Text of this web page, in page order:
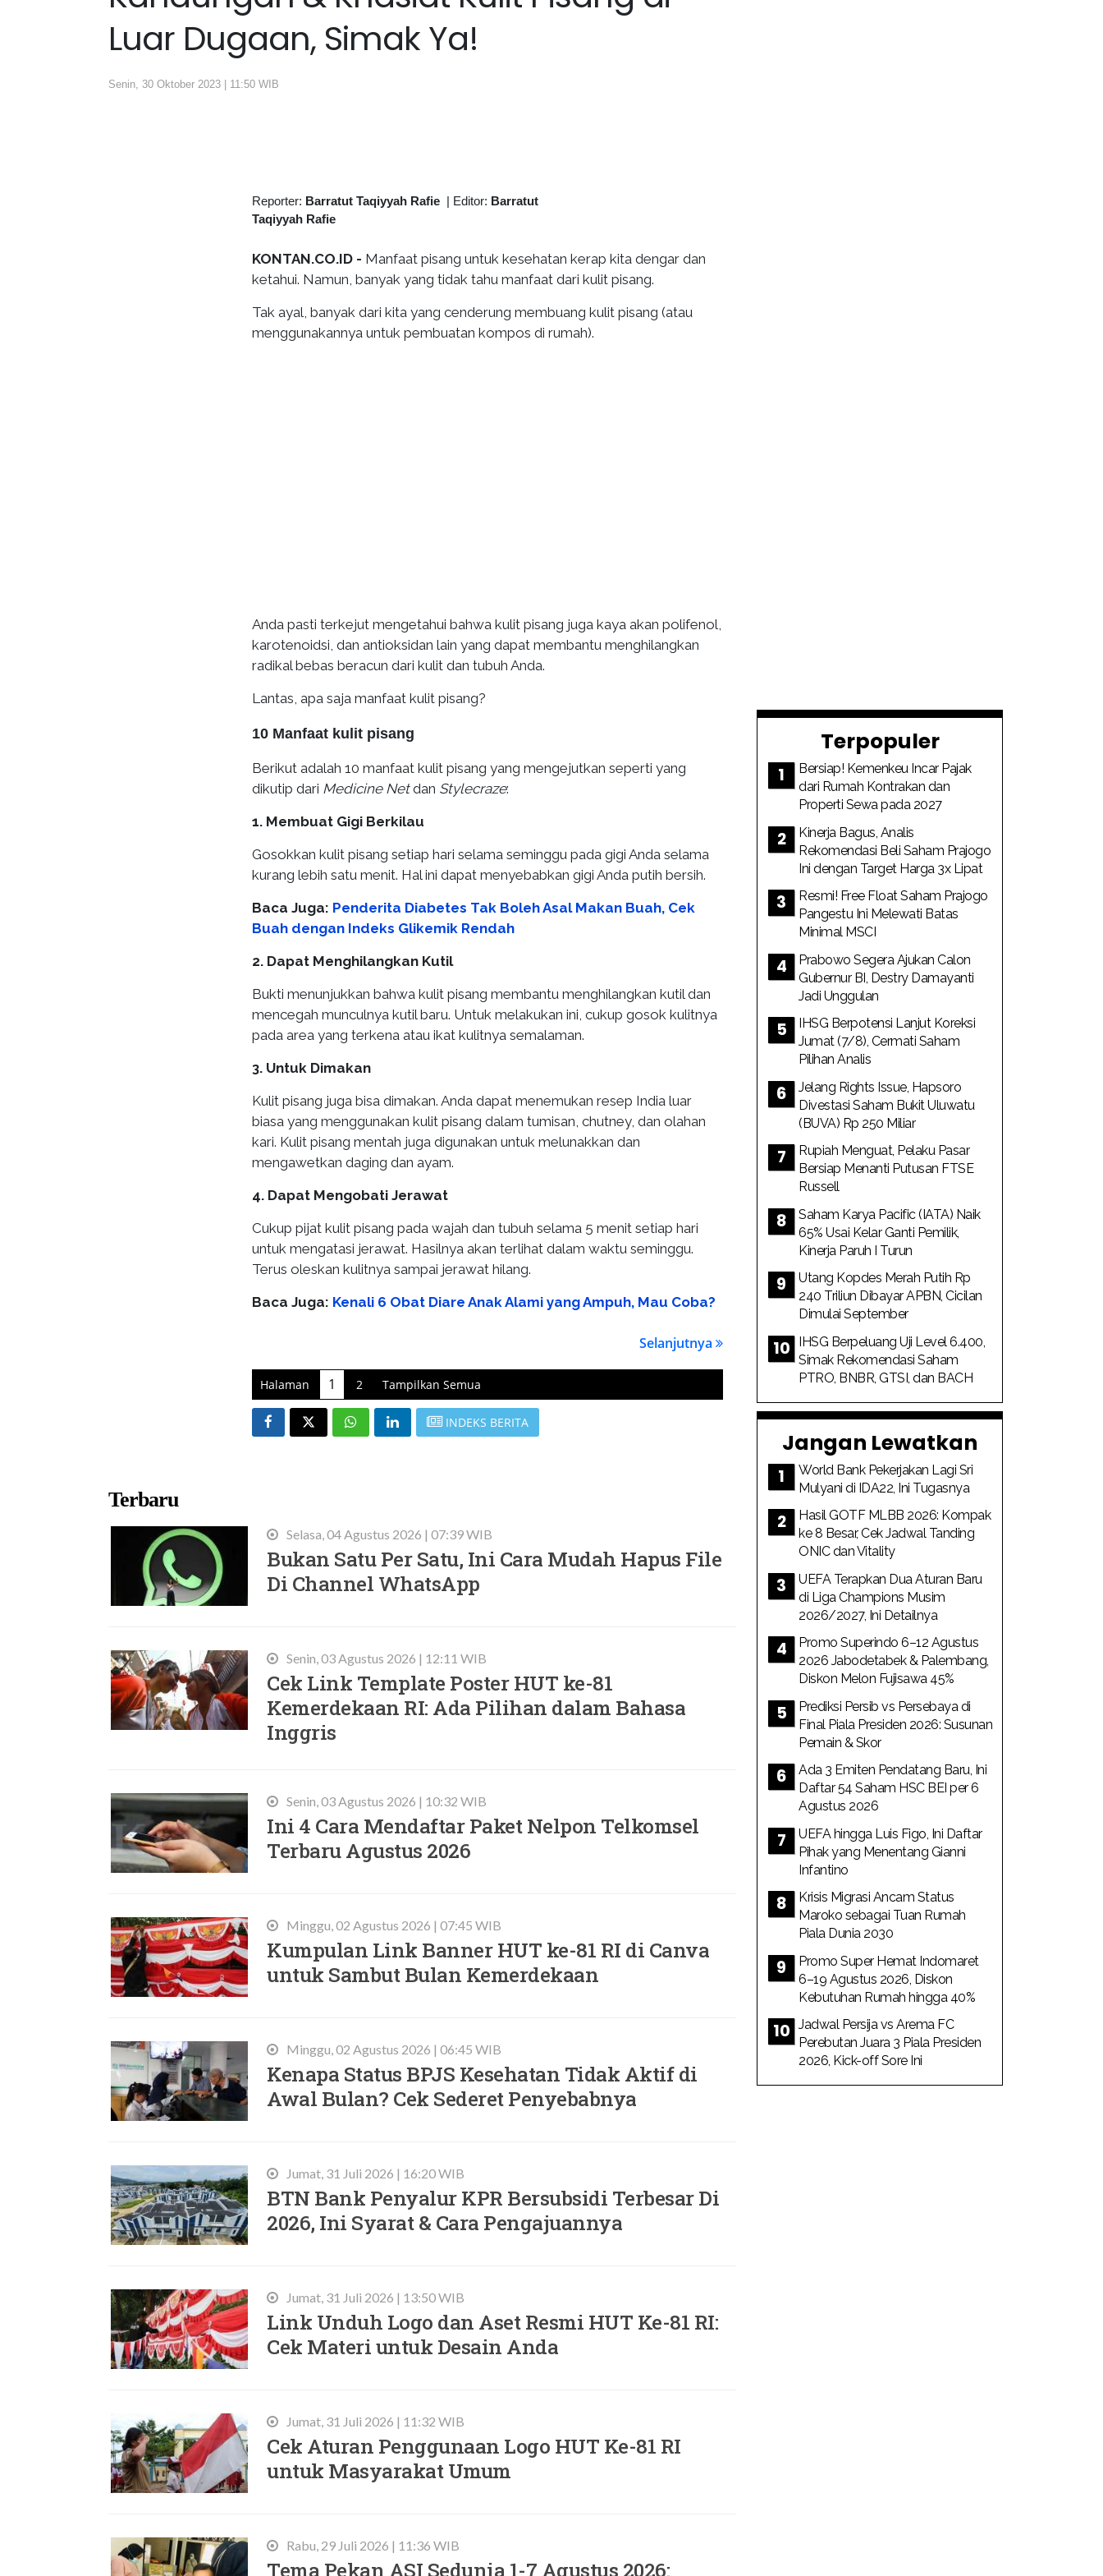
Luar Dugaan, Simak Ya!
Senin, 30 Oktober 2023 | 11:50 WIB
Reporter: Barratut Taqiyyah Rafie | Editor: Barratut
Taqiyyah Rafie
KONTAN.CO.ID - Manfaat pisang untuk kesehatan kerap kita dengar dan
ketahui. Namun, banyak yang tidak tahu manfaat dari kulit pisang.
Tak ayal, banyak dari kita yang cenderung membuang kulit pisang (atau
menggunakannya untuk pembuatan kompos di rumah).
Anda pasti terkejut mengetahui bahwa kulit pisang juga kaya akan polifenol,
karotenoidsi, dan antioksidan lain yang dapat membantu menghilangkan
radikal bebas beracun dari kulit dan tubuh Anda.
Lantas, apa saja manfaat kulit pisang?
10 Manfaat kulit pisang
Berikut adalah 10 manfaat kulit pisang yang mengejutkan seperti yang
dikutip dari Medicine Netdan Stylecraze:
1. Membuat Gigi Berkilau
Gosokkan kulit pisang setiap hari selama seminggu pada gigi Anda selama
kurang lebih satu menit. Hal ini dapat menyebabkan gigi Anda putih bersih.
Baca Juga: Penderita Diabetes Tak Boleh Asal Makan Buah, Cek
Buah dengan Indeks Glikemik Rendah
2. Dapat Menghilangkan Kutil
Bukti menunjukkan bahwa kulit pisang membantu menghilangkan kutil dan
mencegah munculnya kutil baru. Untuk melakukan ini, cukup gosok kulitnya
pada area yang terkena atau ikat kulitnya semalaman.
3. Untuk Dimakan
Kulit pisang juga bisa dimakan. Anda dapat menemukan resep India luar
biasa yang menggunakan kulit pisang dalam tumisan, chutney, dan olahan
kari. Kulit pisang mentah juga digunakan untuk melunakkan dan
mengawetkan daging dan ayam.
4. Dapat Mengobati Jerawat
Cukup pijat kulit pisang pada wajah dan tubuh selama 5 menit setiap hari
untuk mengatasi jerawat. Hasilnya akan terlihat dalam waktu seminggu.
Terus oleskan kulitnya sampai jerawat hilang.
Baca Juga: Kenali 6 Obat Diare Anak Alami yang Ampuh, Mau Coba?
Selanjutnya
Halaman 1 2 Tampilkan Semua
INDEKS BERITA
Terbaru
Selasa, 04 Agustus 2026 | 07:39 WIB
Bukan Satu Per Satu, Ini Cara Mudah Hapus File
Di Channel WhatsApp
Senin, 03 Agustus 2026 | 12:11 WIB
Cek Link Template Poster HUT ke-81
Kemerdekaan RI: Ada Pilihan dalam Bahasa
Inggris
Senin, 03 Agustus 2026 | 10:32 WIB
Ini 4 Cara Mendaftar Paket Nelpon Telkomsel
Terbaru Agustus 2026
Minggu, 02 Agustus 2026 | 07:45 WIB
Kumpulan Link Banner HUT ke-81 RI di Canva
untuk Sambut Bulan Kemerdekaan
Minggu, 02 Agustus 2026 | 06:45 WIB
Kenapa Status BPJS Kesehatan Tidak Aktif di
Awal Bulan? Cek Sederet Penyebabnya
Jumat, 31 Juli 2026 | 16:20 WIB
BTN Bank Penyalur KPR Bersubsidi Terbesar Di
2026, Ini Syarat & Cara Pengajuannya
Jumat, 31 Juli 2026 | 13:50 WIB
Link Unduh Logo dan Aset Resmi HUT Ke-81 RI:
Cek Materi untuk Desain Anda
Jumat, 31 Juli 2026 | 11:32 WIB
Cek Aturan Penggunaan Logo HUT Ke-81 RI
untuk Masyarakat Umum
Rabu, 29 Juli 2026 | 11:36 WIB
Tema Pekan ASI Sedunia 1-7 Agustus 2026:
Terpopuler
Bersiap! Kemenkeu Incar Pajak
dari Rumah Kontrakan dan
Properti Sewa pada 2027
Kinerja Bagus, Analis
Rekomendasi Beli Saham Prajogo
Ini dengan Target Harga 3x Lipat
Resmi! Free Float Saham Prajogo
Pangestu Ini Melewati Batas
Minimal MSCI
Prabowo Segera Ajukan Calon
Gubernur BI, Destry Damayanti
Jadi Unggulan
IHSG Berpotensi Lanjut Koreksi
Jumat (7/8), Cermati Saham
Pilihan Analis
Jelang Rights Issue, Hapsoro
Divestasi Saham Bukit Uluwatu
(BUVA) Rp 250 Miliar
Rupiah Menguat, Pelaku Pasar
Bersiap Menanti Putusan FTSE
Russell
Saham Karya Pacific (IATA) Naik
65% Usai Kelar Ganti Pemilik,
Kinerja Paruh I Turun
Utang Kopdes Merah Putih Rp
240 Triliun Dibayar APBN, Cicilan
Dimulai September
IHSG Berpeluang Uji Level 6.400,
Simak Rekomendasi Saham
PTRO, BNBR, GTSI, dan BACH
Jangan Lewatkan
World Bank Pekerjakan Lagi Sri
Mulyani di IDA22, Ini Tugasnya
Hasil GOTF MLBB 2026: Kompak
ke 8 Besar, Cek Jadwal Tanding
ONIC dan Vitality
UEFA Terapkan Dua Aturan Baru
di Liga Champions Musim
2026/2027, Ini Detailnya
Promo Superindo 6–12 Agustus
2026 Jabodetabek & Palembang,
Diskon Melon Fujisawa 45%
Prediksi Persib vs Persebaya di
Final Piala Presiden 2026: Susunan
Pemain & Skor
Ada 3 Emiten Pendatang Baru, Ini
Daftar 54 Saham HSC BEI per 6
Agustus 2026
UEFA hingga Luis Figo, Ini Daftar
Pihak yang Menentang Gianni
Infantino
Krisis Migrasi Ancam Status
Maroko sebagai Tuan Rumah
Piala Dunia 2030
Promo Super Hemat Indomaret
6–19 Agustus 2026, Diskon
Kebutuhan Rumah hingga 40%
Jadwal Persija vs Arema FC
Perebutan Juara 3 Piala Presiden
2026, Kick-off Sore Ini